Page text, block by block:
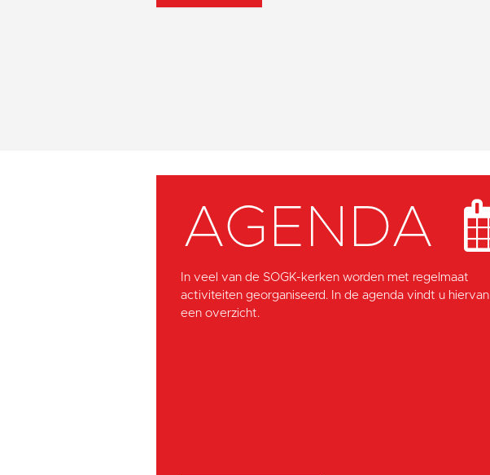
AGENDA
In veel van de SOGK-kerken worden met regelmaat
activiteiten georganiseerd. In de agenda vindt u hiervan
een overzicht.